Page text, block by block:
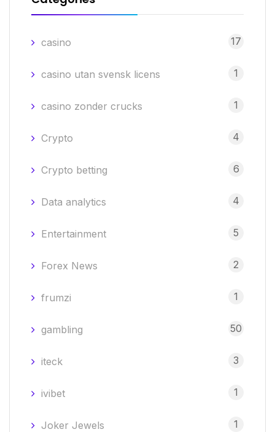
casino 17
casino utan svensk licens 1
casino zonder crucks 1
Crypto 4
Crypto betting 6
Data analytics 4
Entertainment 5
Forex News 2
frumzi 1
gambling 50
iteck 3
ivibet 1
Joker Jewels 1